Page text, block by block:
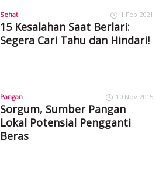
Sehat 1 Feb 2021
15 Kesalahan Saat Berlari:
Segera Cari Tahu dan Hindari!
Pangan 10 Nov 2015
Sorgum, Sumber Pangan
Lokal Potensial Pengganti
Beras